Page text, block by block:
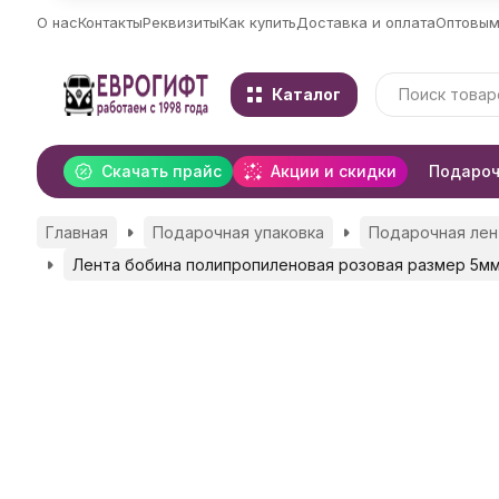
О насКонтактыРеквизитыКак купитьДоставка и оплата
Каталог
Скачать прайс Акции и скидки
Главная Подарочная упаковка Подарочная
Лента бобина полипропиленовая розовая размер